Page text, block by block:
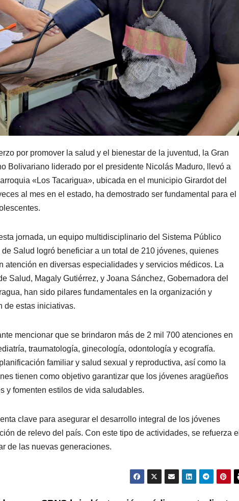
por promover la salud y el bienestar de la juventud, la Gran
Bolivariano liderado por el presidente Nicolás Maduro, llevó a
«Los Tacarigua», ubicada en el municipio Girardot del
al mes en el estado, ha demostrado ser fundamental para el
jornada, un equipo multidisciplinario del Sistema Público
de Salud logró beneficiar a un total de 210 jóvenes, quienes
atención en diversas especialidades y servicios médicos. La
Salud, Magaly Gutiérrez, y Joana Sánchez, Gobernadora del
han sido pilares fundamentales en la organización y
de estas iniciativas.
mencionar que se brindaron más de 2 mil 700 atenciones en
traumatología, ginecología, odontología y ecografía.
familiar y salud sexual y reproductiva, así como la
tienen como objetivo garantizar que los jóvenes aragüeños
y fomenten estilos de vida saludables.
clave para asegurar el desarrollo integral de los jóvenes
de relevo del país. Con este tipo de actividades, se refuerza el
de las nuevas generaciones.